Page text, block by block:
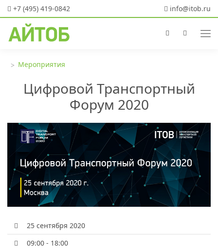
+7 (495) 419-0842 info@itob.ru
Мероприятия
Цифровой Транспортный
Форум 2020
25 сентября 2020
09:00 - 18:00